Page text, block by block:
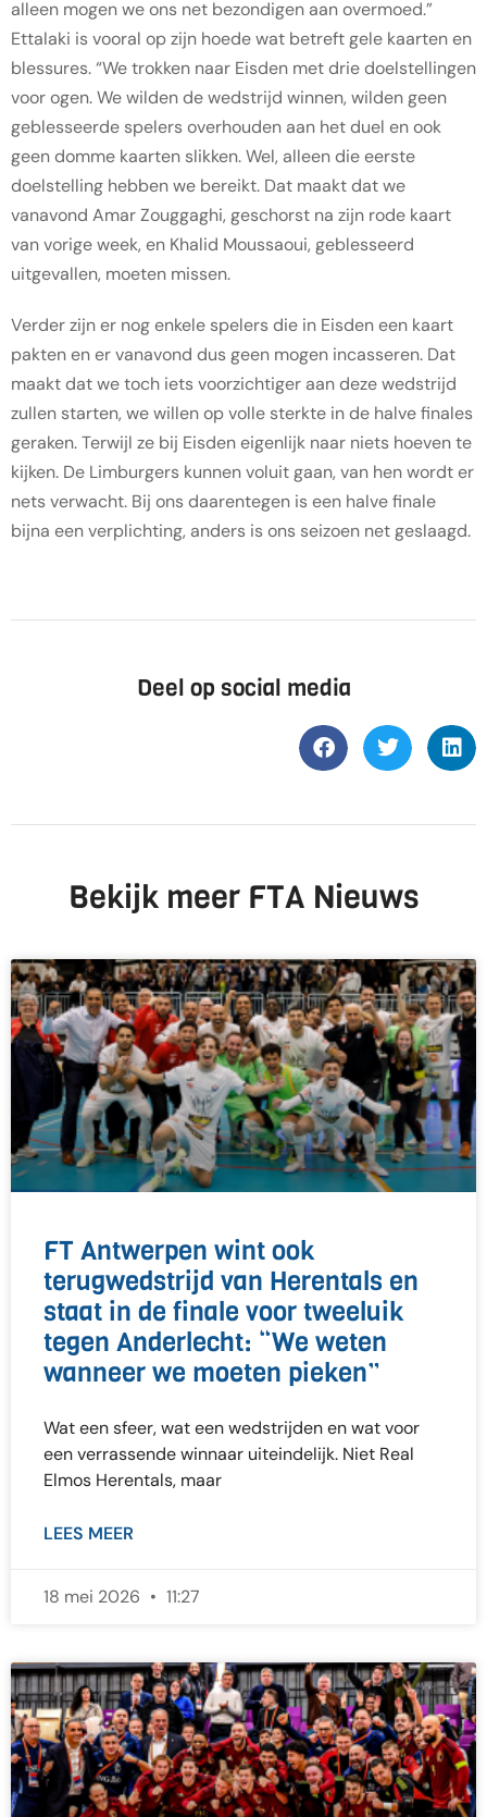
alleen mogen we ons net bezondigen aan overmoed.”
Ettalaki is vooral op zijn hoede wat betreft gele kaarten en
blessures. “We trokken naar Eisden met drie doelstellingen
voor ogen. We wilden de wedstrijd winnen, wilden geen
geblesseerde spelers overhouden aan het duel en ook
geen domme kaarten slikken. Wel, alleen die eerste
doelstelling hebben we bereikt. Dat maakt dat we
vanavond Amar Zouggaghi, geschorst na zijn rode kaart
van vorige week, en Khalid Moussaoui, geblesseerd
uitgevallen, moeten missen.
Verder zijn er nog enkele spelers die in Eisden een kaart
pakten en er vanavond dus geen mogen incasseren. Dat
maakt dat we toch iets voorzichtiger aan deze wedstrijd
zullen starten, we willen op volle sterkte in de halve finales
geraken. Terwijl ze bij Eisden eigenlijk naar niets hoeven te
kijken. De Limburgers kunnen voluit gaan, van hen wordt er
nets verwacht. Bij ons daarentegen is een halve finale
bijna een verplichting, anders is ons seizoen net geslaagd.
Deel op social media
Bekijk meer FTA Nieuws
FT Antwerpen wint ook
terugwedstrijd van Herentals en
staat in de finale voor tweeluik
tegen Anderlecht: “We weten
wanneer we moeten pieken”
Wat een sfeer, wat een wedstrijden en wat voor
een verrassende winnaar uiteindelijk. Niet Real
Elmos Herentals, maar
LEES MEER
18 mei 2026 11:27